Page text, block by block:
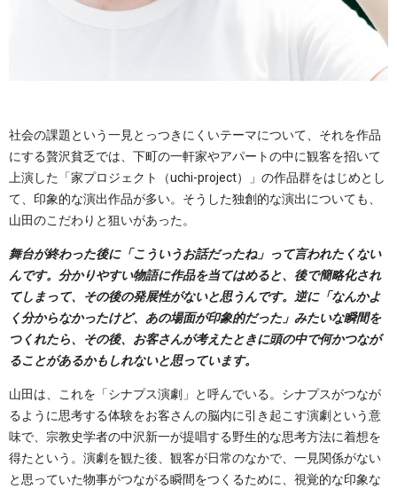
社会の課題という一見とっつきにくいテーマについて、それを作品
にする贅沢貧乏では、下町の一軒家やアパートの中に観客を招いて
上演した「家プロジェクト（uchi-project）」の作品群をはじめとし
て、印象的な演出作品が多い。そうした独創的な演出についても、
山田のこだわりと狙いがあった。
舞台が終わった後に「こういうお話だったね」って言われたくない
んです。分かりやすい物語に作品を当てはめると、後で簡略化され
てしまって、その後の発展性がないと思うんです。逆に「なんかよ
く分からなかったけど、あの場面が印象的だった」みたいな瞬間を
つくれたら、その後、お客さんが考えたときに頭の中で何かつなが
ることがあるかもしれないと思っています。
山田は、これを「シナプス演劇」と呼んでいる。シナプスがつなが
るように思考する体験をお客さんの脳内に引き起こす演劇という意
味で、宗教史学者の中沢新一が提唱する野生的な思考方法に着想を
得たという。演劇を観た後、観客が日常のなかで、一見関係がない
と思っていた物事がつながる瞬間をつくるために、視覚的な印象な